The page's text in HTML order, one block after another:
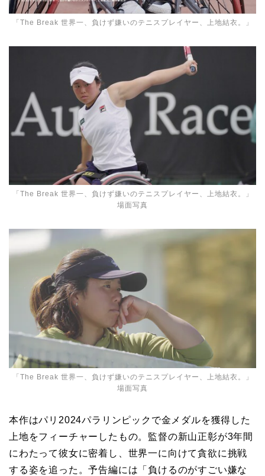
「The Break 世界一、負けず嫌いのテニスプレイヤー、上地結衣。」
「The Break 世界一、負けず嫌いのテニスプレイヤー、上地結衣。」
場面写真
「The Break 世界一、負けず嫌いのテニスプレイヤー、上地結衣。」
場面写真
本作はパリ2024パラリンピックで金メダルを獲得した
上地をフィーチャーしたもの。監督の新山正彰が3年間
にわたって彼女に密着し、世界一に向けて貪欲に挑戦
する姿を追った。予告編には「負けるのがすごい嫌な